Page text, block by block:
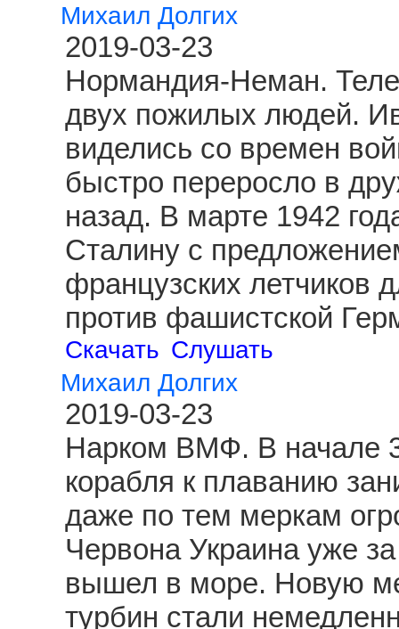
Михаил Долгих
2019-03-23
Нормандия-Неман.
двух пожилых людей.
виделись со времен
быстро переросло в
назад. В марте 1942
Сталину с
французских летчиков
против фашистской
Скачать Слушать
Михаил Долгих
2019-03-23
Нарком ВМФ. В начале
корабля к плаванию
даже по тем меркам
Червона Украина уже
вышел в море. Новую
турбин стали